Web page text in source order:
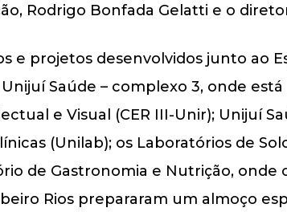
Rodrigo Bonfada Gelatti e o
projetos desenvolvidos junto ao
Saúde – complexo 3, onde
e Visual (CER III-Unir); Unijuí
(Unilab); os Laboratórios de
de Gastronomia e Nutrição, onde
Rios prepararam um almoço